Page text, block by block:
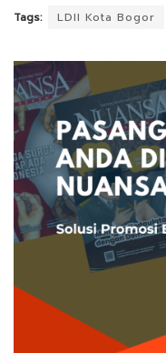
Tags: LDII Kota Bogor